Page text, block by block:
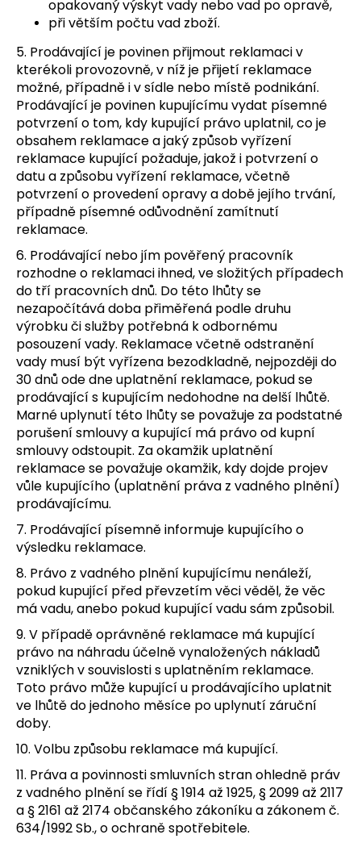
opakovaný výskyt vady nebo vad po opravě,
při větším počtu vad zboží.
5. Prodávající je povinen přijmout reklamaci v
kterékoli provozovně, v níž je přijetí reklamace
možné, případně i v sídle nebo místě podnikání.
Prodávající je povinen kupujícímu vydat písemné
potvrzení o tom, kdy kupující právo uplatnil, co je
obsahem reklamace a jaký způsob vyřízení
reklamace kupující požaduje, jakož i potvrzení o
datu a způsobu vyřízení reklamace, včetně
potvrzení o provedení opravy a době jejího trvání,
případně písemné odůvodnění zamítnutí
reklamace.
6. Prodávající nebo jím pověřený pracovník
rozhodne o reklamaci ihned, ve složitých případech
do tří pracovních dnů. Do této lhůty se
nezapočítává doba přiměřená podle druhu
výrobku či služby potřebná k odbornému
posouzení vady. Reklamace včetně odstranění
vady musí být vyřízena bezodkladně, nejpozději do
30 dnů ode dne uplatnění reklamace, pokud se
prodávající s kupujícím nedohodne na delší lhůtě.
Marné uplynutí této lhůty se považuje za podstatné
porušení smlouvy a kupující má právo od kupní
smlouvy odstoupit. Za okamžik uplatnění
reklamace se považuje okamžik, kdy dojde projev
vůle kupujícího (uplatnění práva z vadného plnění)
prodávajícímu.
7. Prodávající písemně informuje kupujícího o
výsledku reklamace.
8. Právo z vadného plnění kupujícímu nenáleží,
pokud kupující před převzetím věci věděl, že věc
má vadu, anebo pokud kupující vadu sám způsobil.
9. V případě oprávněné reklamace má kupující
právo na náhradu účelně vynaložených nákladů
vzniklých v souvislosti s uplatněním reklamace.
Toto právo může kupující u prodávajícího uplatnit
ve lhůtě do jednoho měsíce po uplynutí záruční
doby.
10. Volbu způsobu reklamace má kupující.
11. Práva a povinnosti smluvních stran ohledně práv
z vadného plnění se řídí § 1914 až 1925, § 2099 až 2117
a § 2161 až 2174 občanského zákoníku a zákonem č.
634/1992 Sb., o ochraně spotřebitele.